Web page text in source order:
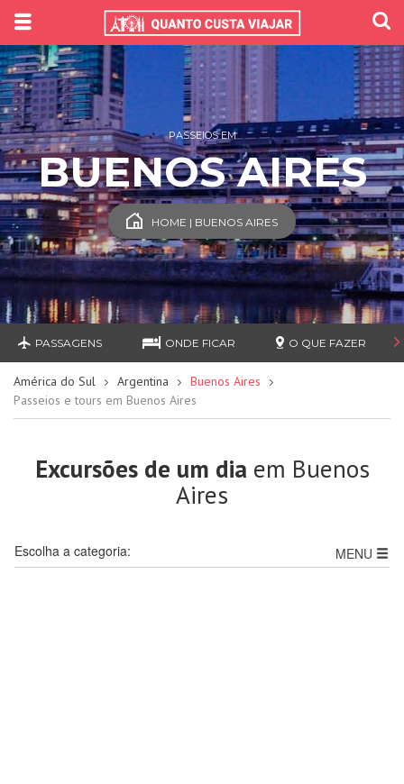
PASSEIOS EM
BUENOS AIRES
HOME | BUENOS AIRES
PASSAGENS ONDE FICAR O QUE FAZER
América do Sul Argentina
Buenos Aires
Passeios e tours em Buenos Aires
Excursões de um dia em Buenos
Aires
MENU
Escolha a categoria: